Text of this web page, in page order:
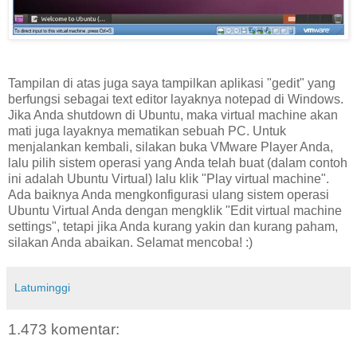
Tampilan di atas juga saya tampilkan aplikasi "gedit" yang
berfungsi sebagai text editor layaknya notepad di Windows.
Jika Anda shutdown di Ubuntu, maka virtual machine akan
mati juga layaknya mematikan sebuah PC. Untuk
menjalankan kembali, silakan buka VMware Player Anda,
lalu pilih sistem operasi yang Anda telah buat (dalam contoh
ini adalah Ubuntu Virtual) lalu klik "Play virtual machine".
Ada baiknya Anda mengkonfigurasi ulang sistem operasi
Ubuntu Virtual Anda dengan mengklik "Edit virtual machine
settings", tetapi jika Anda kurang yakin dan kurang paham,
silakan Anda abaikan. Selamat mencoba! :)
Latuminggi
1.473 komentar: